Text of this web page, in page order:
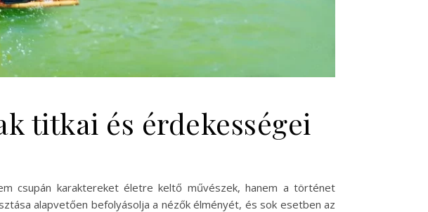
titkai és érdekességei
csupán karaktereket életre keltő művészek, hanem a történet
alapvetően befolyásolja a nézők élményét, és sok esetben az